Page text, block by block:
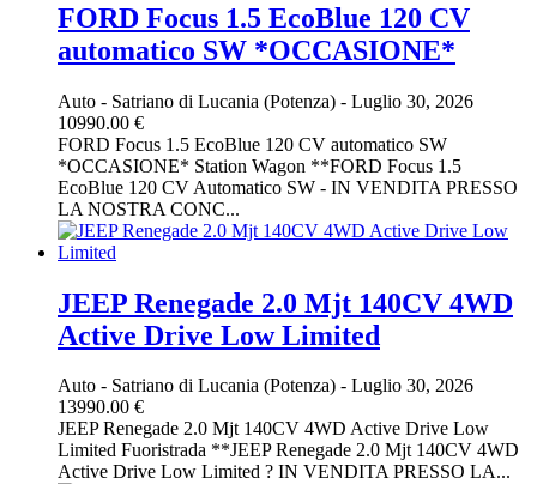
FORD Focus 1.5 EcoBlue 120 CV
automatico SW *OCCASIONE*
Auto - Satriano di Lucania (Potenza) - Luglio 30, 2026
10990.00 €
FORD Focus 1.5 EcoBlue 120 CV automatico SW
*OCCASIONE* Station Wagon **FORD Focus 1.5
EcoBlue 120 CV Automatico SW - IN VENDITA PRESSO
LA NOSTRA CONC...
JEEP Renegade 2.0 Mjt 140CV 4WD
Active Drive Low Limited
Auto - Satriano di Lucania (Potenza) - Luglio 30, 2026
13990.00 €
JEEP Renegade 2.0 Mjt 140CV 4WD Active Drive Low
Limited Fuoristrada **JEEP Renegade 2.0 Mjt 140CV 4WD
Active Drive Low Limited ? IN VENDITA PRESSO LA...